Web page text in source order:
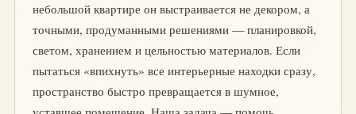
небольшой квартире он выстраивается не декором, а
точными, продуманными решениями — планировкой,
светом, хранением и цельностью материалов. Если
пытаться «впихнуть» все интерьерные находки сразу,
пространство быстро превращается в шумное,